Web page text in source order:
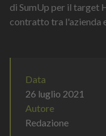
di SumUp per il target
contratto tra l'azienda
Data
26 luglio 2021
Autore
Redazione